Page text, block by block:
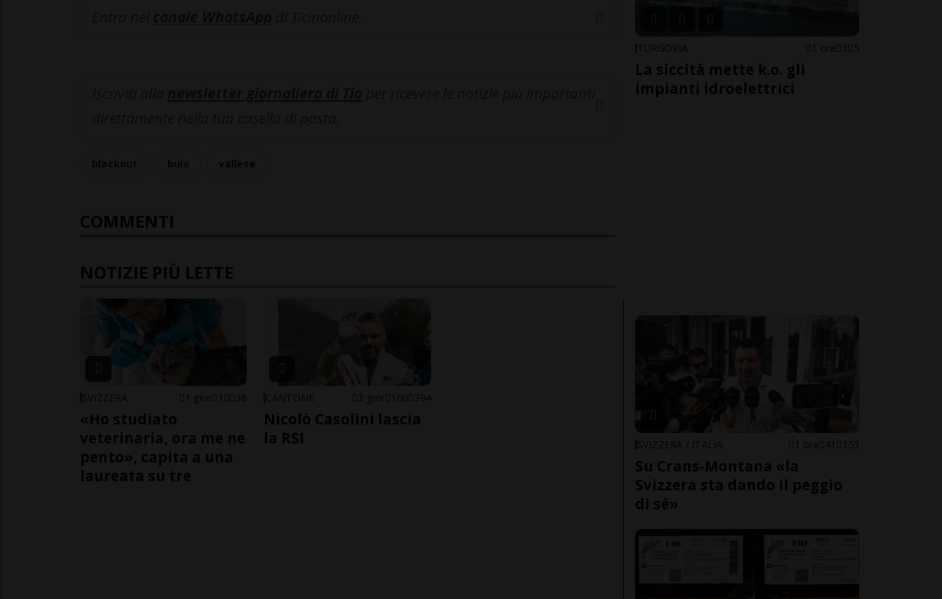
COMMENTI
NOTIZIE PIÙ LETTE
SVIZZERA 1 gior 10 38
«Ho studiato
veterinaria, ora me ne
pento», capita a una
laureata su tre
CANTONE 2 gior 160 394
Nicolò Casolini lascia
la RSI
TURGOVIA 1 ora 3 5
La siccità mette k.o. gli
impianti idroelettrici
SVIZZERA / ITALIA 1 ora 41 153
Su Crans-Montana «la
Svizzera sta dando il peggio
di sé»